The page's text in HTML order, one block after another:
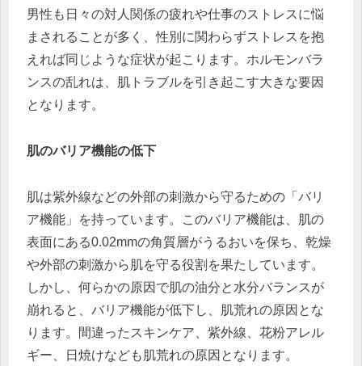
男性も日々の対人関係の疲れや仕事のストレスに悩
まされることが多く、性別に関わらずストレスを抱
えれば同じような症状が起こります。ホルモンバラ
ンスの乱れは、肌トラブルを引き起こす大きな要因
となります。
肌のバリア機能の低下
肌は紫外線などの外部の刺激から守るための「バリ
ア機能」を持っています。このバリア機能は、肌の
表面にある0.02mmの角質層がうるおいを保ち、乾燥
や外部の刺激から肌を守る役割を果たしています。
しかし、何らかの原因で肌の油分と水分バランスが
崩れると、バリア機能が低下し、肌荒れの原因とな
ります。間違ったスキンケア、紫外線、花粉アレル
ギー、日焼けなども肌荒れの原因となります。